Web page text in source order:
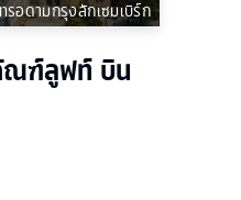
รอดามกรุงลักเซมเบิร์ก
ณฑ์ลูฟท์ บิน